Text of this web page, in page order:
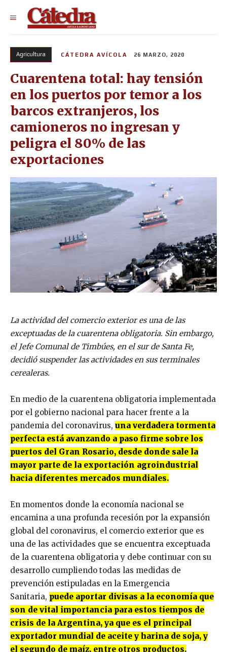
Agricultura CÁTEDRA AVÍCOLA 26 MARZO, 2020
Cuarentena total: hay tensión
en los puertos por temor a los
barcos extranjeros, los
camioneros no ingresan y
peligra el 80% de las
exportaciones
La actividad del comercio exterior es una de las
exceptuadas de la cuarentena obligatoria. Sin embargo,
el Jefe Comunal de Timbúes, en el sur de Santa Fe,
decidió suspender las actividades en sus terminales
cerealeras.
En medio de la cuarentena obligatoria implementada
por el gobierno nacional para hacer frente a la
pandemia del coronavirus, una verdadera tormenta
perfecta está avanzando a paso firme sobre los
puertos del Gran Rosario, desde donde sale la
mayor parte de la exportación agroindustrial
hacia diferentes mercados mundiales.
En momentos donde la economía nacional se
encamina a una profunda recesión por la expansión
global del coronavirus, el comercio exterior que es
una de las actividades que se encuentra exceptuada
de la cuarentena obligatoria y debe continuar con su
desarrollo cumpliendo todas las medidas de
prevención estipuladas en la Emergencia
Sanitaria, puede aportar divisas a la economía que
son de vital importancia para estos tiempos de
crisis de la Argentina, ya que es el principal
exportador mundial de aceite y harina de soja, y
el segundo de maíz, entre otros productos.